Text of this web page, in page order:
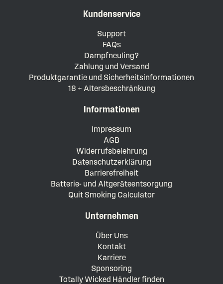
Kundenservice
Support
FAQs
Dampfneuling?
Zahlung und Versand
Produktgarantie und Sicherheitsinformationen
18 + Altersbeschränkung
Informationen
Impressum
AGB
Widerrufsbelehrung
Datenschutzerklärung
Barrierefreiheit
Batterie- und Altgeräteentsorgung
Quit Smoking Calculator
Unternehmen
Über Uns
Kontakt
Karriere
Sponsoring
Totally Wicked Händler finden